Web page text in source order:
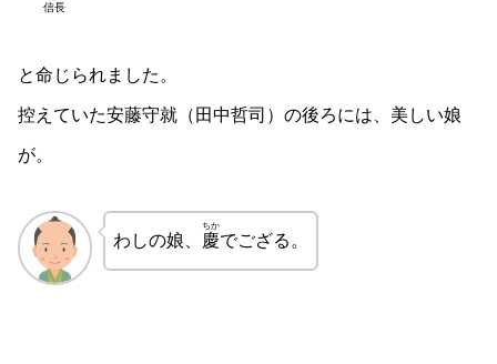
信長
と命じられました。
控えていた安藤守就（田中哲司）の後ろには、美しい娘
が。
わしの娘、 慶
ちか
でござる。